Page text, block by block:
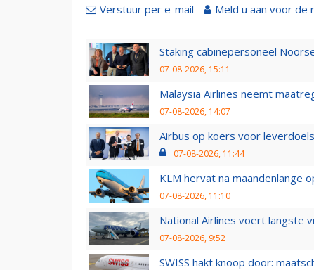
Verstuur per e-mail Meld u aan voor de
Staking cabinepersoneel
07-08-2026, 15:11
Malaysia Airlines neemt
07-08-2026, 14:07
Airbus op koers voor
07-08-2026, 11:44
KLM hervat na maandenlange
07-08-2026, 11:10
National Airlines voert langste
07-08-2026, 9:52
SWISS hakt knoop door: